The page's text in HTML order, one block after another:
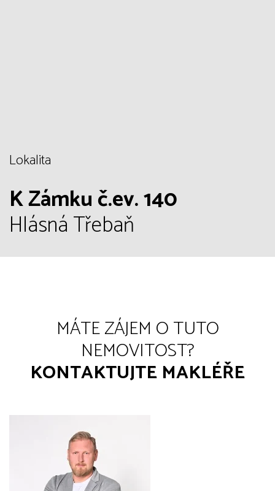
Lokalita
K Zámku č.ev. 140
Hlásná Třebaň
MÁTE ZÁJEM O TUTO
NEMOVITOST?
KONTAKTUJTE MAKLÉŘE